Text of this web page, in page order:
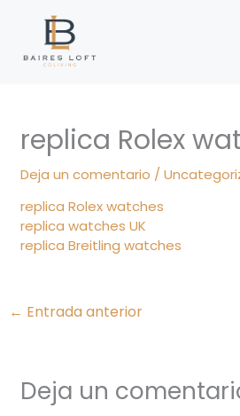
contenido
replica Rolex
Deja un comentario /
replica Rolex watches
replica watches UK
replica Breitling watches
← Entrada anterior
Deja un